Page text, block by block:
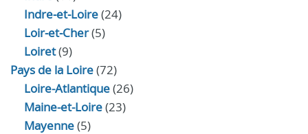
Indre‑et‑Loire(24)
Loir‑et‑Cher(5)
Loiret(9)
Pays de la Loire(72)
Loire-Atlantique(26)
Maine-et-Loire(23)
Mayenne(5)